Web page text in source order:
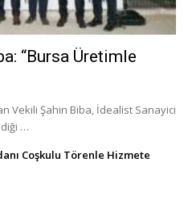
“Bursa Üretimle
Vekili Şahin Biba, İdealist Sanayici
…
Coşkulu Törenle Hizmete